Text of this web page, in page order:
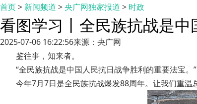
首页> 新闻频道 >央广网独家报道 > 时政
看图学习丨全民族抗战是
2025-07-06 16:22:56来源：央广网
鉴往事，知来者。
“全民族抗战是中国人民抗日战争胜利的重要法宝
今年7月7日是全民族抗战爆发88周年。让我们重